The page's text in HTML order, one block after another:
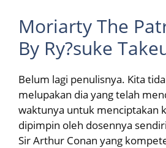
Moriarty The
By Ry?suke
Belum lagi penulisnya. Kita
melupakan dia yang telah
waktunya untuk menciptakan
dipimpin oleh dosennya
Sir Arthur Conan yang